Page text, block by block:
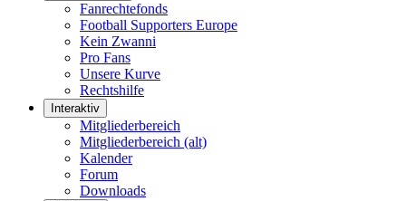
Fanrechtefonds
Football Supporters Europe
Kein Zwanni
Pro Fans
Unsere Kurve
Rechtshilfe
Interaktiv
Mitgliederbereich
Mitgliederbereich (alt)
Kalender
Forum
Downloads